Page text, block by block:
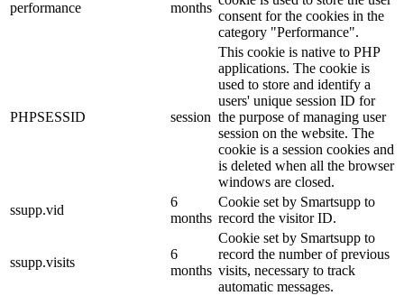
performance
months
consent for the cookies in the
category "Performance".
PHPSESSID session
This cookie is native to PHP
applications. The cookie is
used to store and identify a
users' unique session ID for
the purpose of managing user
session on the website. The
cookie is a session cookies and
is deleted when all the browser
windows are closed.
ssupp.vid
6
months
Cookie set by Smartsupp to
record the visitor ID.
ssupp.visits
6
months
Cookie set by Smartsupp to
record the number of previous
visits, necessary to track
automatic messages.